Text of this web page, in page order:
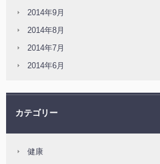
2014年9月
2014年8月
2014年7月
2014年6月
カテゴリー
健康